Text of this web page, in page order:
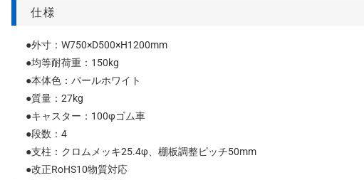
仕様
●外寸：W750×D500×H1200mm
●均等耐荷重：150kg
●本体色：パールホワイト
●質量：27kg
●キャスター：100φゴム車
●段数：4
●支柱：クロムメッキ25.4φ、棚板調整ピッチ50mm
●改正RoHS10物質対応